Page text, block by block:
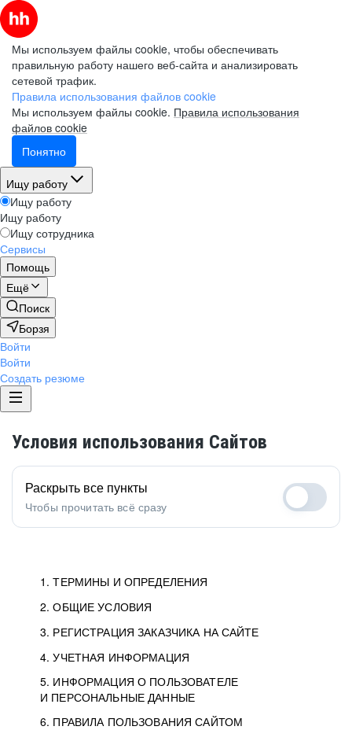
Мы используем файлы cookie, чтобы обеспечивать
правильную работу нашего веб-сайта и анализировать
сетевой трафик.
Правила использования файлов cookie
Мы используем файлы cookie. Правила использования
файлов cookie
Понятно
Ищу работу
Ищу работу
Ищу работу
Ищу сотрудника
Сервисы
Помощь
Ещё
Поиск
Борзя
Войти
Войти
Создать резюме
Условия использования Сайтов
1. ТЕРМИНЫ И ОПРЕДЕЛЕНИЯ
2. ОБЩИЕ УСЛОВИЯ
3. РЕГИСТРАЦИЯ ЗАКАЗЧИКА НА САЙТЕ
4. УЧЕТНАЯ ИНФОРМАЦИЯ
5. ИНФОРМАЦИЯ О ПОЛЬЗОВАТЕЛЕ
И ПЕРСОНАЛЬНЫЕ ДАННЫЕ
6. ПРАВИЛА ПОЛЬЗОВАНИЯ САЙТОМ
Раскрыть все пункты
Чтобы прочитать всё сразу